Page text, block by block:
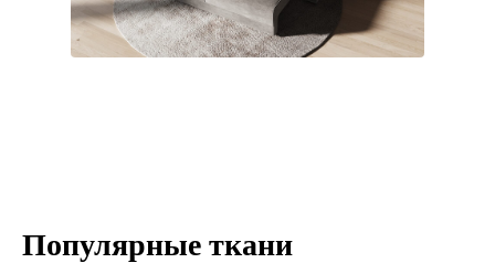
Популярные ткани